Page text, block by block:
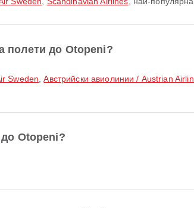
полети до Otopeni?
Sweden ,Австрийски авиолинии / Austrian
Otopeni?